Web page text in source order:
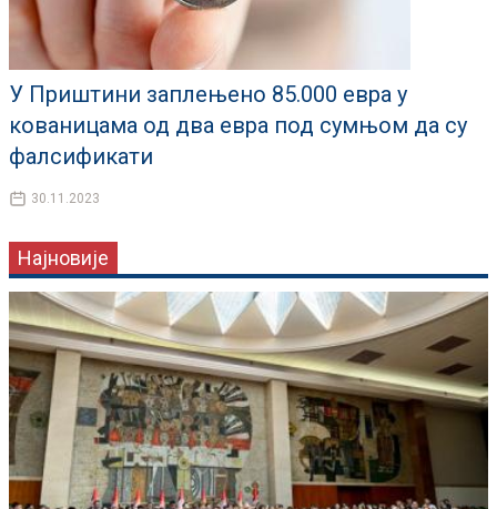
У Приштини заплењено 85.000 евра у
кованицама од два евра под сумњом да су
фалсификати
30.11.2023
Најновије